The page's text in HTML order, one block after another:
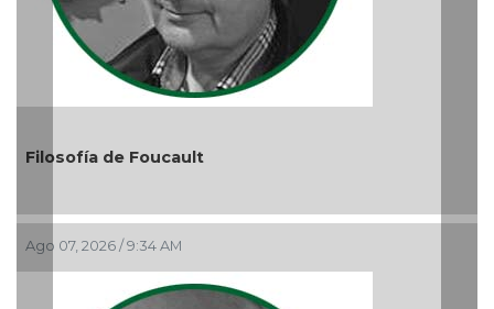
El debate de la Protección de los Derechos de las